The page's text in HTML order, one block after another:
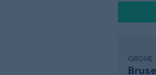
GROHE